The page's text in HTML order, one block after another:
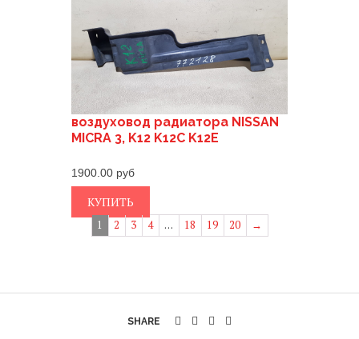
воздуховод радиатора NISSAN
MICRA 3, K12 K12C K12E
1900.00
КУПИТЬ
1 2 3 4 … 18 19 20 →
SHARE